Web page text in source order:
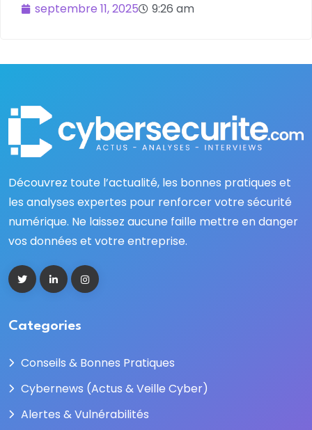
septembre 11, 2025
9:26 am
Découvrez toute l’actualité, les bonnes pratiques et
les analyses expertes pour renforcer votre sécurité
numérique. Ne laissez aucune faille mettre en danger
vos données et votre entreprise.
Categories
Conseils & Bonnes Pratiques
Cybernews (Actus & Veille Cyber)
Alertes & Vulnérabilités